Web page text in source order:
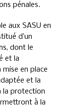
pénales.
aux SASU en
d’un
dont le
et la
en place
et la
la protection
à la